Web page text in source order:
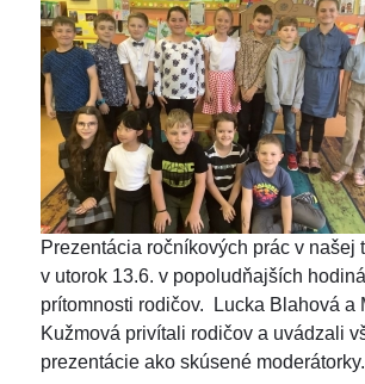
Prezentácia ročníkových prác v našej
v utorok 13.6. v popoludňajších
prítomnosti rodičov. Lucka Blahová a
Kužmová privítali rodičov a uvádzali
prezentácie ako skúsené moderátorky.